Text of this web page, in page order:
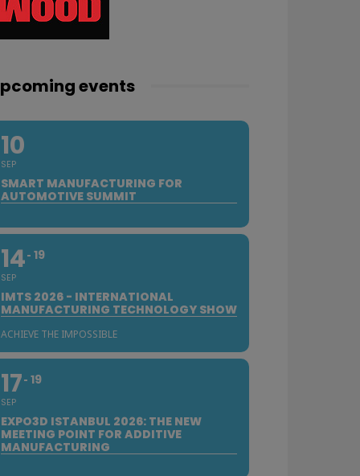
events
10
SEP
SMART MANUFACTURING FOR
AUTOMOTIVE SUMMIT
14
SEP
19
IMTS 2026 - INTERNATIONAL
MANUFACTURING TECHNOLOGY SHOW
ACHIEVE THE IMPOSSIBLE
17
SEP
19
EXPO3D ISTANBUL 2026: THE NEW
MEETING POINT FOR ADDITIVE
MANUFACTURING